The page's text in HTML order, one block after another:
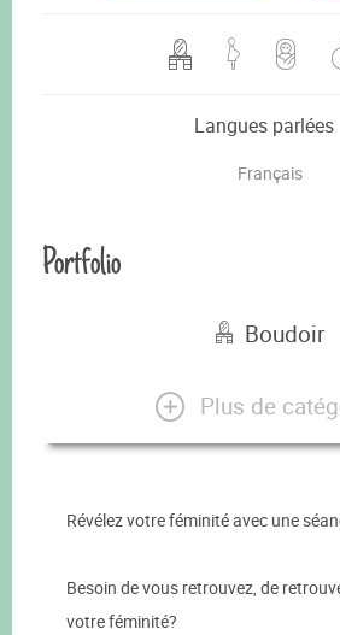
Langues parlées
Français
Portfolio
Boudoir
Plus de
Révélez votre féminité avec une
Besoin de vous retrouvez, de
votre féminité?